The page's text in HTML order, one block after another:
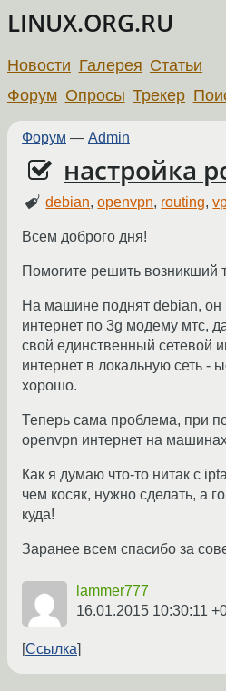
LINUX.ORG.RU
Новости Галерея Статьи
Форум Опросы Трекер
Форум — Admin
настройка
debian,openvpn, routing,
Всем доброго дня!
Помогите решить возникший
На машине поднят debian, он
интернет по 3g модему мтс,
свой единственный сетевой
интернет в локальную сеть -
хорошо.
Теперь сама проблема, при
openvpn интернет на
Как я думаю что-то нитак с
чем косяк, нужно сделать, а
куда!
Заранее всем спасибо за
lammer777
16.01.2015 10:30:11
Ссылка